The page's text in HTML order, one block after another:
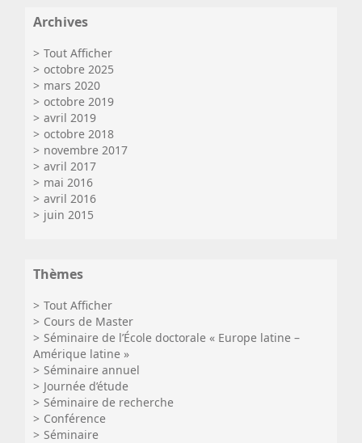
Archives
Tout Afficher
octobre 2025
mars 2020
octobre 2019
avril 2019
octobre 2018
novembre 2017
avril 2017
mai 2016
avril 2016
juin 2015
Thèmes
Tout Afficher
Cours de Master
Séminaire de l’École doctorale « Europe latine –
Amérique latine »
Séminaire annuel
Journée d’étude
Séminaire de recherche
Conférence
Séminaire